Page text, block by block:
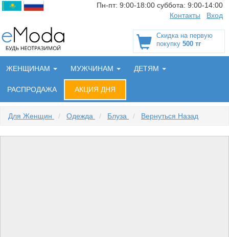
Пн-пт: 9:00-18:00 суббота: 9:00-14:00
Контакты
Вход
Скидка на первую
покупку 500 тг
ЖЕНЩИНАМ МУЖЧИНАМ ДЕТЯМ
РАСПРОДАЖА АКЦИЯ ДНЯ
Для Женщин / Одежда / Блуза / Вернуться Назад